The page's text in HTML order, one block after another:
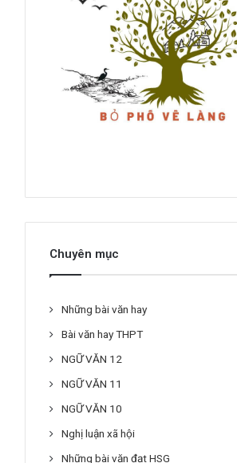
Chuyên mục
Những bài văn hay
Bài văn hay THPT
NGỮ VĂN 12
NGỮ VĂN 11
NGỮ VĂN 10
Nghị luận xã hội
Những bài văn đạt HSG